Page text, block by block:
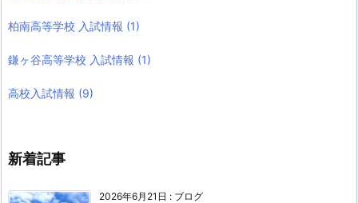
柏南高等学校 入試情報 (1)
鎌ヶ谷高等学校 入試情報 (1)
高校入試情報 (9)
新着記事
2026年6月21日 : ブログ